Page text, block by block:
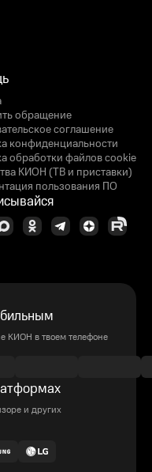
обращение
соглашение
конфиденциальности
обработки файлов cookie
КИОН (ТВ и приставки)
пользования ПО
КИОН в твоем телефоне
и других